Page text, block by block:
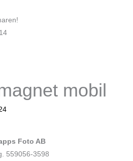
mobil
Foto AB
559056-3598